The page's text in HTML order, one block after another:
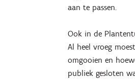
aan te passen.
Ook in de
Al heel vroeg
omgooien en
publiek gesloten